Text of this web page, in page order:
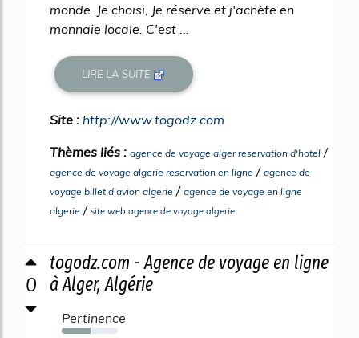
monde. Je choisi, Je réserve et j'achète en
monnaie locale. C'est ...
LIRE LA SUITE
Site : http://www.togodz.com
Thèmes liés : agence de voyage alger reservation d'hotel /
agence de voyage algerie reservation en ligne / agence de
voyage billet d'avion algerie / agence de voyage en ligne
algerie / site web agence de voyage algerie
0
togodz.com - Agence de voyage en ligne
à Alger, Algérie
Pertinence